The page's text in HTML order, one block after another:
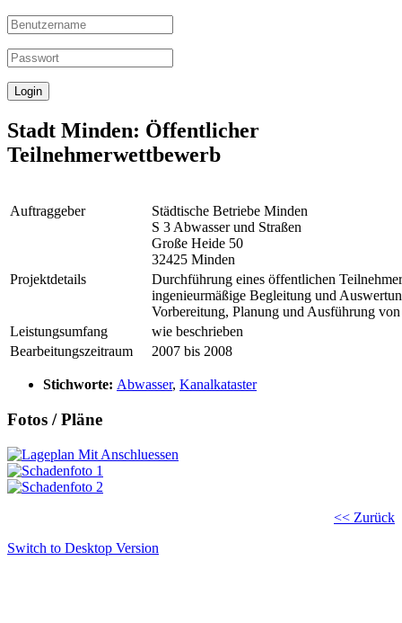
Stadt Minden: Öffentlicher
Teilnehmerwettbewerb
Auftraggeber
Städtische Betriebe Minden
S 3 Abwasser und Straßen
Große Heide 50
32425 Minden
Projektdetails
Durchführung eines öffentlichen
ingenieurmäßige Begleitung und
Vorbereitung, Planung und Ausführung
Leistungsumfang
wie beschrieben
Bearbeitungszeitraum
2007 bis 2008
Stichworte: Abwasser, Kanalkataster
Fotos / Pläne
<< Zurück
Switch to Desktop Version